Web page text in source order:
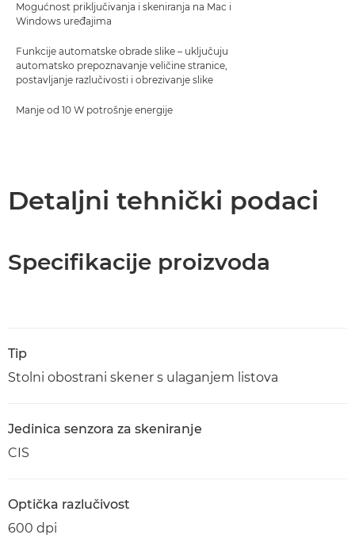
Mogućnost priključivanja i skeniranja na Mac i
Windows uređajima
Funkcije automatske obrade slike – uključuju
automatsko prepoznavanje veličine stranice,
postavljanje razlučivosti i obrezivanje slike
Manje od 10 W potrošnje energije
Detaljni tehnički podaci
Specifikacije proizvoda
Tip
Stolni obostrani skener s ulaganjem listova
Jedinica senzora za skeniranje
CIS
Optička razlučivost
600 dpi